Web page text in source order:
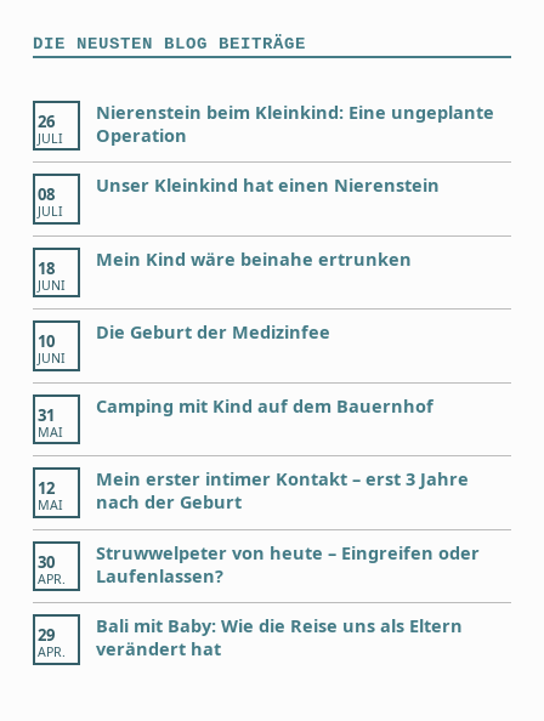
DIE NEUSTEN BLOG BEITRÄGE
26
JULI
Nierenstein beim Kleinkind: Eine ungeplante
Operation
08
JULI
Unser Kleinkind hat einen Nierenstein
18
JUNI
Mein Kind wäre beinahe ertrunken
10
JUNI
Die Geburt der Medizinfee
31
MAI
Camping mit Kind auf dem Bauernhof
12
MAI
Mein erster intimer Kontakt – erst 3 Jahre
nach der Geburt
30
APR.
Struwwelpeter von heute – Eingreifen oder
Laufenlassen?
29
APR.
Bali mit Baby: Wie die Reise uns als Eltern
verändert hat